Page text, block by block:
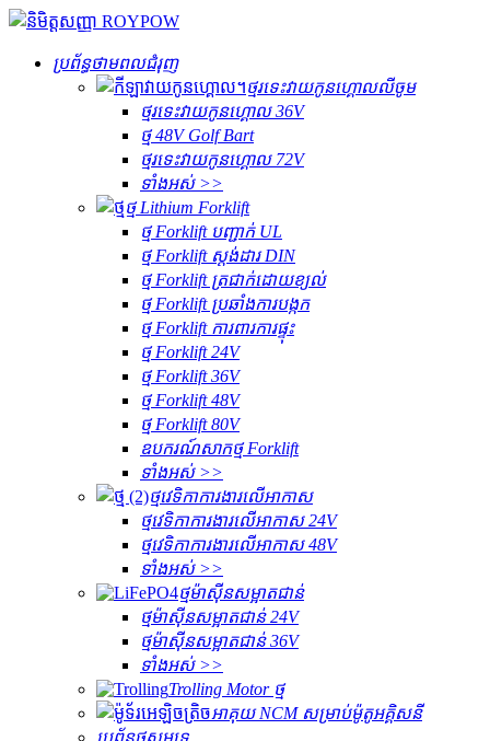
ប្រព័ន្ធថាមពលជំរុញ
ថ្មរទេះវាយកូនហ្គោលលីចូម
ថ្មរទេះវាយកូនហ្គោល 36V
ថ្ម 48V Golf Bart
ថ្មរទេះវាយកូនហ្គោល 72V
ទាំងអស់ >>
ថ្ម Lithium Forklift
ថ្ម Forklift បញ្ជាក់ UL
ថ្ម Forklift ស្តង់ដារ DIN
ថ្ម Forklift ត្រជាក់ដោយខ្យល់
ថ្ម Forklift ប្រឆាំងការបង្កក
ថ្ម Forklift ការពារការផ្ទុះ
ថ្ម Forklift 24V
ថ្ម Forklift 36V
ថ្ម Forklift 48V
ថ្ម Forklift 80V
ឧបករណ៍សាកថ្ម Forklift
ទាំងអស់ >>
ថ្មវេទិកាការងារលើអាកាស
ថ្មវេទិកាការងារលើអាកាស 24V
ថ្មវេទិកាការងារលើអាកាស 48V
ទាំងអស់ >>
ថ្មម៉ាស៊ីនសម្អាតជាន់
ថ្មម៉ាស៊ីនសម្អាតជាន់ 24V
ថ្មម៉ាស៊ីនសម្អាតជាន់ 36V
ទាំងអស់ >>
Trolling Motor ថ្ម
អាគុយ NCM សម្រាប់ម៉ូតូអគ្គិសនី
ប្រព័ន្ធថ្មសមុទ្រ